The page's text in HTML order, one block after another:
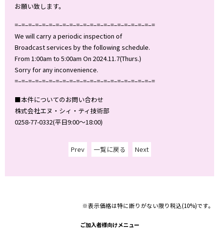
お願い致します。
=–=–=–=–=–=–=–=–=–=–=–=–=–=–=–=–=–=–=–=–=
We will carry a periodic inspection of
Broadcast services by the following schedule.
From 1:00am to 5:00am On 2024.11.7(Thurs.)
Sorry for any inconvenience.
=–=–=–=–=–=–=–=–=–=–=–=–=–=–=–=–=–=–=–=–=
■本件についてのお問い合わせ
株式会社エヌ・シィ・ティ技術部
0258-77-0332(平日9:00～18:00)
Prev 一覧に戻る Next
※表示価格は特に断りがない限り税込(10%)です。
ご加入者様向けメニュー